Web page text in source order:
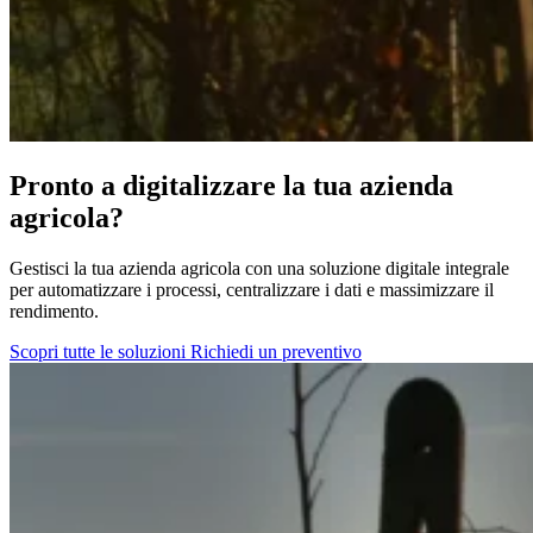
Pronto a digitalizzare la tua azienda
agricola?
Gestisci la tua azienda agricola con una soluzione digitale integrale
per automatizzare i processi, centralizzare i dati e massimizzare il
rendimento.
Scopri tutte le soluzioni Richiedi un preventivo